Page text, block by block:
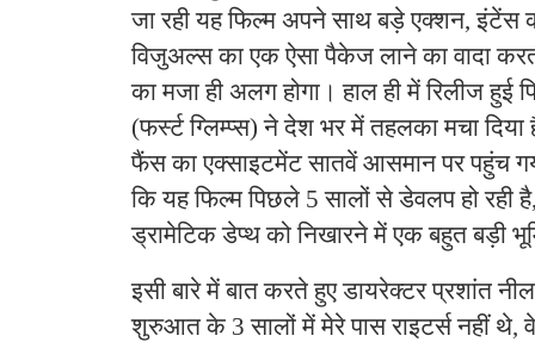
जा रही यह फिल्म अपने साथ बड़े एक्शन, इंटेंस
विजुअल्स का एक ऐसा पैकेज लाने का वादा
का मजा ही अलग होगा। हाल ही में रिलीज
(फर्स्ट ग्लिम्प्स) ने देश भर में तहलका मचा
फैंस का एक्साइटमेंट सातवें आसमान पर पहुंच
कि यह फिल्म पिछले 5 सालों से डेवलप हो
ड्रामेटिक डेप्थ को निखारने में एक बहुत बड़ी
​इसी बारे में बात करते हुए डायरेक्टर प्रशांत
शुरुआत के 3 सालों में मेरे पास राइटर्स नहीं